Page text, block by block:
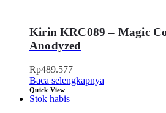
Kirin KRC089 – Magic
Anodyzed
Rp489.577
Baca selengkapnya
Quick View
Stok habis